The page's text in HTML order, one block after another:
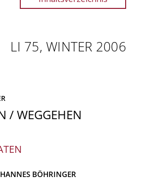
LI 75, WINTER 2006
/ WEGGEHEN
HANNES BÖHRINGER